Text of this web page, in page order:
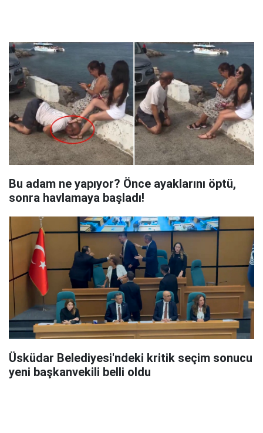
Bu adam ne yapıyor? Önce ayaklarını öptü,
sonra havlamaya başladı!
Üsküdar Belediyesi'ndeki kritik seçim sonucu
yeni başkanvekili belli oldu